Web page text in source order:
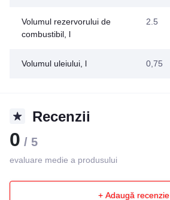
Volumul rezervorului de
combustibil, l
2.5
Volumul uleiului, l 0,75
Recenzii
0 / 5
evaluare medie a produsului
+ Adaugă recenzie